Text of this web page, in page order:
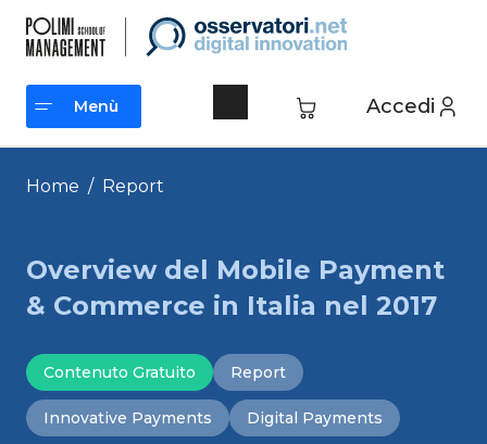
contenuto
Accedi
Menù
Menù
Home / Report
Overview del Mobile Payment
& Commerce in Italia nel 2017
Contenuto Gratuito Report
Innovative Payments Digital Payments